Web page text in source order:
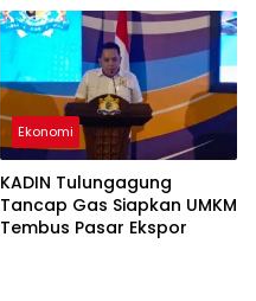
Ekonomi
KADIN Tulungagung
Tancap Gas Siapkan UMKM
Tembus Pasar Ekspor